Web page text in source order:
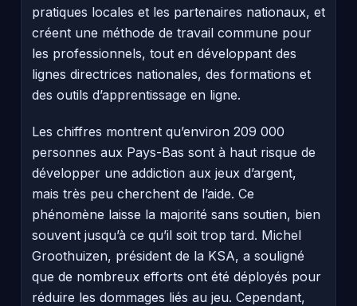
pratiques locales et les partenaires nationaux, et
créent une méthode de travail commune pour
les professionnels, tout en développant des
lignes directrices nationales, des formations et
des outils d’apprentissage en ligne.
Les chiffres montrent qu’environ 209 000
personnes aux Pays-Bas sont à haut risque de
développer une addiction aux jeux d’argent,
mais très peu cherchent de l’aide. Ce
phénomène laisse la majorité sans soutien, bien
souvent jusqu’à ce qu’il soit trop tard. Michel
Groothuizen, président de la KSA, a souligné
que de nombreux efforts ont été déployés pour
réduire les dommages liés au jeu. Cependant,